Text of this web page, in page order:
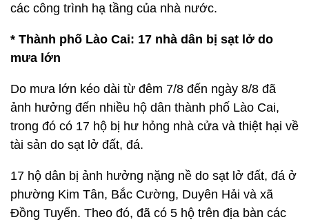
các công trình hạ tầng của nhà nước.
* Thành phố Lào Cai: 17 nhà dân bị sạt lở do
mưa lớn
Do mưa lớn kéo dài từ đêm 7/8 đến ngày 8/8 đã
ảnh hưởng đến nhiều hộ dân thành phố Lào Cai,
trong đó có 17 hộ bị hư hỏng nhà cửa và thiệt hại về
tài sản do sạt lở đất, đá.
17 hộ dân bị ảnh hưởng nặng nề do sạt lở đất, đá ở
phường Kim Tân, Bắc Cường, Duyên Hải và xã
Đồng Tuyển. Theo đó, đã có 5 hộ trên địa bàn các